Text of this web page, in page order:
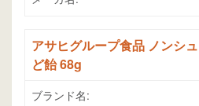
アサヒグループ食品 ノンシ
ど飴 68g
ブランド名: